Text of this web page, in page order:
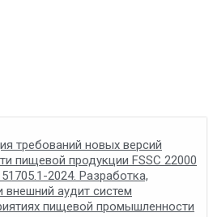
требований новых версий
пищевой продукции FSSC 22000
2024. Разработка,
внешний аудит систем
пищевой промышленности